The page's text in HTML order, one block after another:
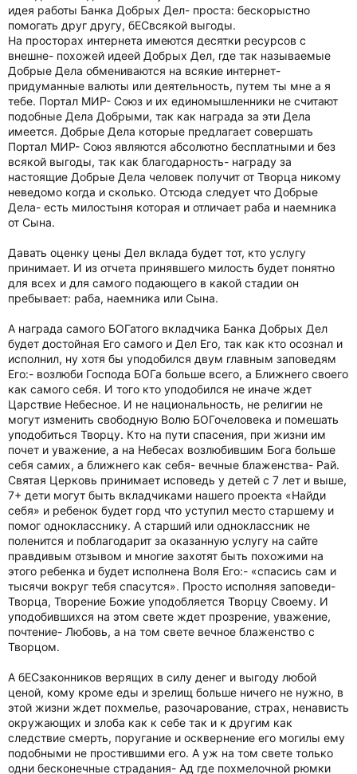
идея работы Банка Добрых Дел- проста: бескорыстно
помогать друг другу, бЕСвсякой выгоды.
На просторах интернета имеются десятки ресурсов с
внешне- похожей идеей Добрых Дел, где так называемые
Добрые Дела обмениваются на всякие интернет-
придуманные валюты или деятельность, путем ты мне а я
тебе. Портал МИР- Союз и их единомышленники не считают
подобные Дела Добрыми, так как награда за эти Дела
имеется. Добрые Дела которые предлагает совершать
Портал МИР- Союз являются абсолютно бесплатными и без
всякой выгоды, так как благодарность- награду за
настоящие Добрые Дела человек получит от Творца никому
неведомо когда и сколько. Отсюда следует что Добрые
Дела- есть милостыня которая и отличает раба и наемника
от Сына.
Давать оценку цены Дел вклада будет тот, кто услугу
принимает. И из отчета принявшего милость будет понятно
для всех и для самого подающего в какой стадии он
пребывает: раба, наемника или Сына.
А награда самого БОГатого вкладчика Банка Добрых Дел
будет достойная Его самого и Дел Его, так как кто осознал и
исполнил, ну хотя бы уподобился двум главным заповедям
Его:- возлюби Господа БОГа больше всего, а Ближнего своего
как самого себя. И того кто уподобился не иначе ждет
Царствие Небесное. И не национальность, не религии не
могут изменить свободную Волю БОГочеловека и помешать
уподобиться Творцу. Кто на пути спасения, при жизни им
почет и уважение, а на Небесах возлюбившим Бога больше
себя самих, а ближнего как себя- вечные блаженства- Рай.
Святая Церковь принимает исповедь у детей с 7 лет и выше,
7+ дети могут быть вкладчиками нашего проекта «Найди
себя» и ребенок будет горд что уступил место старшему и
помог однокласснику. А старший или одноклассник не
поленится и поблагодарит за оказанную услугу на сайте
правдивым отзывом и многие захотят быть похожими на
этого ребенка и будет исполнена Воля Его:- «спасись сам и
тысячи вокруг тебя спасутся». Просто исполняя заповеди-
Творца, Творение Божие уподобляется Творцу Своему. И
уподобившихся на этом свете ждет прозрение, уважение,
почтение- Любовь, а на том свете вечное блаженство с
Творцом.
А бЕСзаконников верящих в силу денег и выгоду любой
ценой, кому кроме еды и зрелищ больше ничего не нужно, в
этой жизни ждет похмелье, разочарование, страх, ненависть
окружающих и злоба как к себе так и к другим как
следствие смерть, поругание и осквернение его могилы ему
подобными не простившими его. А уж на том свете только
одни бесконечные страдания- Ад где похмелочной рюмки